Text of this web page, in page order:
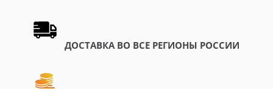
ДОСТАВКА ВО ВСЕ РЕГИОНЫ РОССИИ